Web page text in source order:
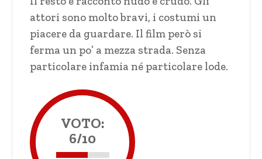
attori sono molto bravi, i costumi un
piacere da guardare. Il film però si
ferma un po’ a mezza strada. Senza
particolare infamia né particolare lode.
VOTO:
6/10